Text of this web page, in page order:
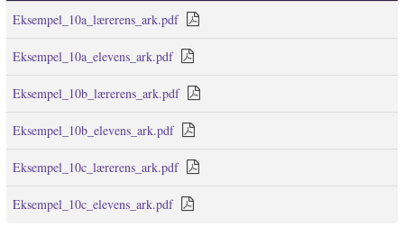
Eksempel_10a_lærerens_ark.pdf
Eksempel_10a_elevens_ark.pdf
Eksempel_10b_lærerens_ark.pdf
Eksempel_10b_elevens_ark.pdf
Eksempel_10c_lærerens_ark.pdf
Eksempel_10c_elevens_ark.pdf